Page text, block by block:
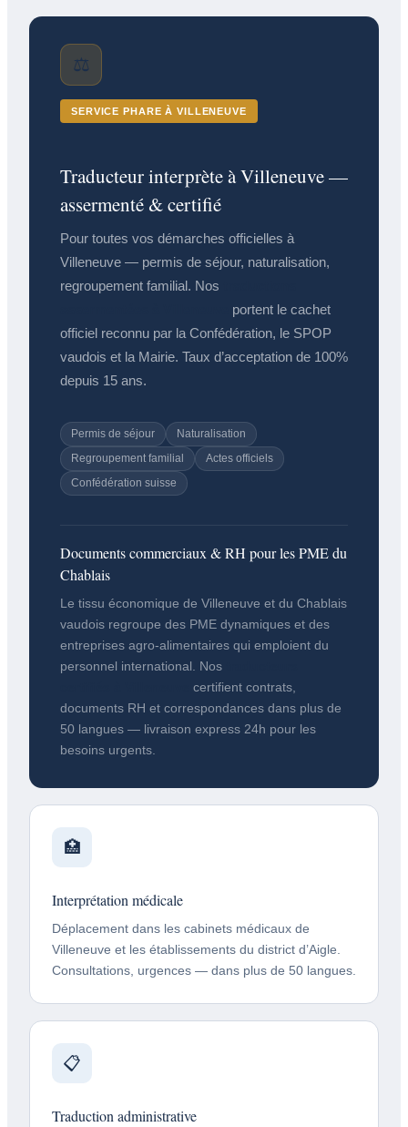
⚖️
SERVICE PHARE À VILLENEUVE
Traducteur interprète à Villeneuve —
assermenté & certifié
Pour toutes vos démarches officielles à
Villeneuve — permis de séjour, naturalisation,
regroupement familial. Nos
portent le cachet
officiel reconnu par la Confédération, le SPOP
vaudois et la Mairie. Taux d’acceptation de 100%
depuis 15 ans.
Permis de séjour
Naturalisation
Regroupement familial
Actes officiels
Confédération suisse
Documents commerciaux & RH pour les PME du
Chablais
Le tissu économique de Villeneuve et du Chablais
vaudois regroupe des PME dynamiques et des
entreprises agro-alimentaires qui emploient du
personnel international. Nos
certifient contrats,
documents RH et correspondances dans plus de
50 langues — livraison express 24h pour les
besoins urgents.
🏥
Interprétation médicale
Déplacement dans les cabinets médicaux de
Villeneuve et les établissements du district d’Aigle.
Consultations, urgences — dans plus de 50 langues.
📋
Traduction administrative